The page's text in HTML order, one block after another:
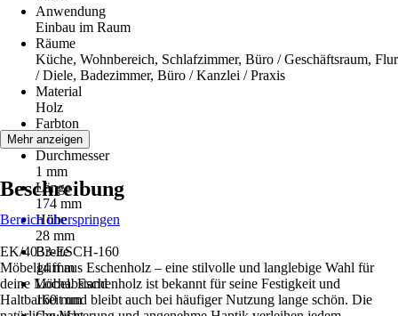
Anwendung
Einbau im Raum
Räume
Küche, Wohnbereich, Schlafzimmer, Büro / Geschäftsraum, Flur
/ Diele, Badezimmer, Büro / Kanzlei / Praxis
Material
Holz
Farbton
Braun
Durchmesser
1 mm
Länge
174 mm
Höhe
28 mm
Breite
14 mm
Lochabstand
160 mm
Mehr anzeigen
Beschreibung
Bereich überspringen
EK/4033-ESCH-160
Möbelgriff aus Eschenholz – eine stilvolle und langlebige Wahl für
deine Möbel. Eschenholz ist bekannt für seine Festigkeit und
Haltbarkeit und bleibt auch bei häufiger Nutzung lange schön. Die